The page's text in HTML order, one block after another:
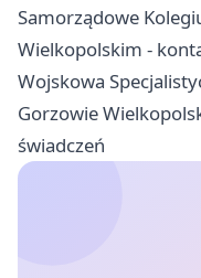
Samorządowe
Wielkopolskim -
Wojskowa
Gorzowie
świadczeń